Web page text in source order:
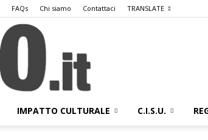
FAQs Chi siamo Contattaci TRANSLATE
IMPATTO CULTURALE C.I.S.U.